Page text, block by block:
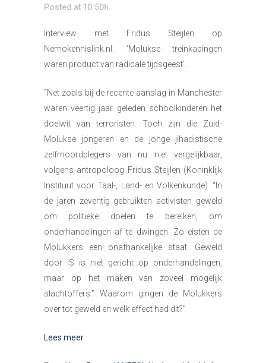
Posted at 10:50h
Interview met Fridus Steijlen op
Nemokennislink.nl: ‘Molukse treinkapingen
waren product van radicale tijdsgeest’.
“Net zoals bij de recente aanslag in Manchester
waren veertig jaar geleden schoolkinderen het
doelwit van terroristen. Toch zijn die Zuid-
Molukse jongeren en de jonge jihadistische
zelfmoordplegers van nu niet vergelijkbaar,
volgens antropoloog Fridus Steijlen (Koninklijk
Instituut voor Taal-, Land- en Volkenkunde). “In
de jaren zeventig gebruikten activisten geweld
om politieke doelen te bereiken, om
onderhandelingen af te dwingen. Zo eisten de
Molukkers een onafhankelijke staat. Geweld
door IS is niet gericht op onderhandelingen,
maar op het maken van zoveel mogelijk
slachtoffers.” Waarom gingen de Molukkers
over tot geweld en welk effect had dit?”
Lees meer